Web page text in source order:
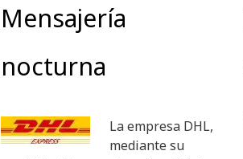
Mensajería
nocturna
La empresa DHL,
mediante su